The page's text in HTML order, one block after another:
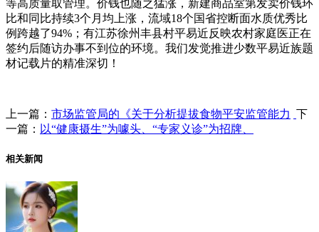
等高质量取管理。价钱也随之猛涨，新建商品室第发卖价钱环
比和同比持续3个月均上涨，流域18个国省控断面水质优秀比
例跨越了94%；有江苏徐州丰县村平易近反映农村家庭医正在
签约后随访办事不到位的环境。我们发觉推进少数平易近族题
材记载片的精准深切！
上一篇： 市场监管局的《关于分析提拔食物平安监管能力 下
一篇： 以“健康摄生”为噱头、“专家义诊”为招牌、
相关新闻